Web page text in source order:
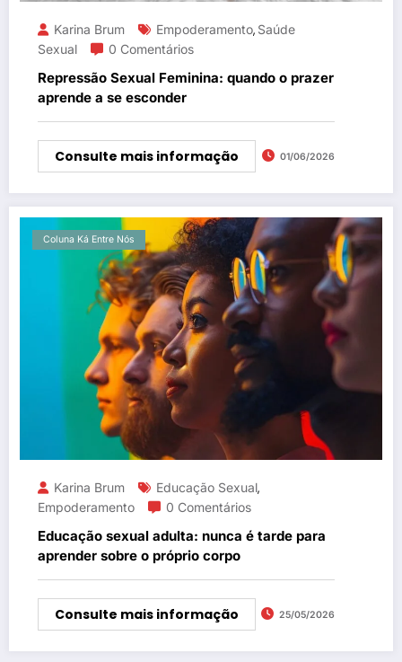
Karina Brum Empoderamento, Saúde
Sexual
0 Comentários
Repressão Sexual Feminina: quando o prazer
aprende a se esconder
Consulte mais informação 01/06/2026
Coluna Ká Entre Nós
Karina Brum Educação Sexual,
Empoderamento
0 Comentários
Educação sexual adulta: nunca é tarde para
aprender sobre o próprio corpo
Consulte mais informação 25/05/2026